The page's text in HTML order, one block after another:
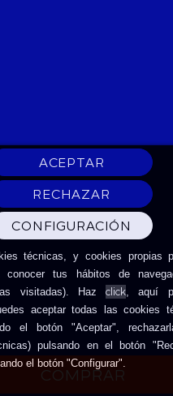
técnicas, y cookies propias
conocer tus hábitos de
visitadas). Hazclick, aquí
aceptar todas las cookies
el botón "Aceptar",
pulsando en el botón
el botón "Configurar".
COMPRAR